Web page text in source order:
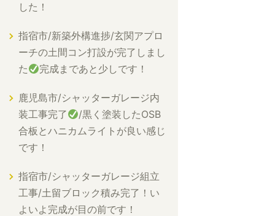
した！
指宿市/新築外構進捗/玄関アプロ
ーチの土間コン打設が完了しまし
た
完成まであと少しです！
鹿児島市/シャッターガレージ内
装工事完了
/黒く塗装したOSB
合板とハニカムライトが良い感じ
です！
指宿市/シャッターガレージ組立
工事/土留ブロック積み完了！い
よいよ完成が目の前です！